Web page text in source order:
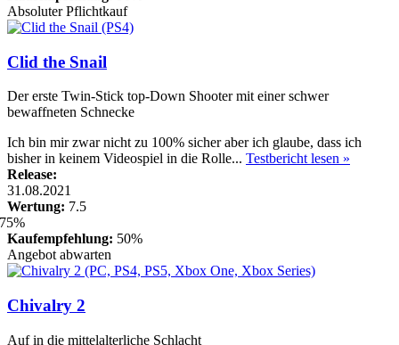
Absoluter Pflichtkauf
Clid the Snail
Der erste Twin-Stick top-Down Shooter mit einer schwer
bewaffneten Schnecke
Ich bin mir zwar nicht zu 100% sicher aber ich glaube, dass ich
bisher in keinem Videospiel in die Rolle... Testbericht lesen »
Release:
31.08.2021
Wertung: 7.5
Kaufempfehlung: 50%
Angebot abwarten
Chivalry 2
Auf in die mittelalterliche Schlacht